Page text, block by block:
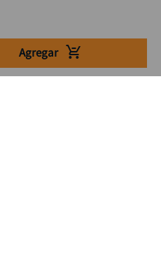
Agregar